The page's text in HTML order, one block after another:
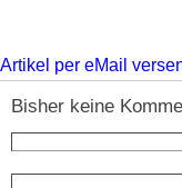
Artikel per eMail
Bisher keine